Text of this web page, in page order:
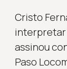
Cristo
interpretar
assinou
Paso